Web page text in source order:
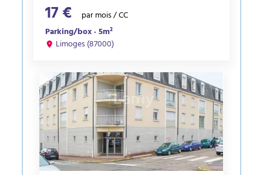
17 €
par mois / CC
Parking/box · 5m²
Limoges (87000)